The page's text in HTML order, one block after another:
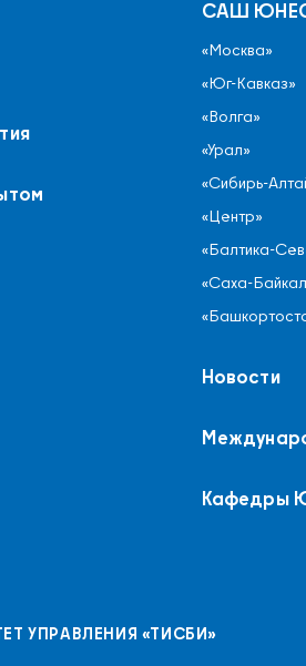
САШ
«Москва»
«Юг-Кавказ»
«Волга»
«Урал»
«Сибирь-
«Центр»
«Балтика-
«Саха-
Новости
Кафедры
УПРАВЛЕНИЯ «ТИСБИ»